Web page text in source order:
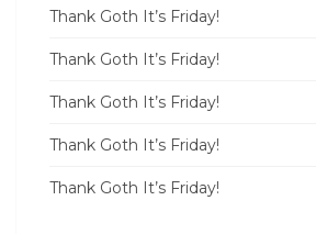
Thank Goth It’s Friday!
Thank Goth It’s Friday!
Thank Goth It’s Friday!
Thank Goth It’s Friday!
Thank Goth It’s Friday!